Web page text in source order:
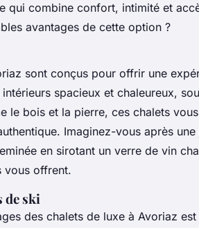
qui combine confort, intimité et
avantages de cette option ?
sont conçus pour offrir une
spacieux et chaleureux,
le bois et la pierre, ces chalets
. Imaginez-vous après
en sirotant un verre de vin
vous offrent.
de ski
des chalets de luxe à Avoriaz